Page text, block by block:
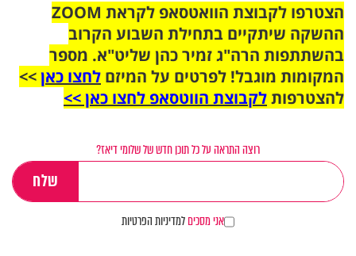
הצטרפו לקבוצת הוואטסאפ לקראת ZOOM
ההשקה שיתקיים בתחילת השבוע הקרוב
בהשתתפות הרה"ג זמיר כהן שליט"א. מספר
המקומות מוגבל! לפרטים על המיזם לחצו כאן>>
להצטרפותלקבוצת הווטסאפ לחצו כאן >>
רוצה התראה על כל תוכן חדש של שלומי דיאז?
אני מסכיםלמדיניות הפרטיות